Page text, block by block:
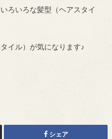
ろいろな髪型（ヘアスタイ
イル）が気になります♪
シェア